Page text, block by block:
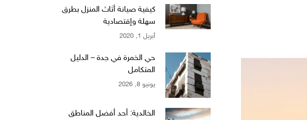
كيفية صيانة أثاث المنزل بطرق
سهلة وإقتصادية
أبريل 1, 2020
حي الخمرة في جدة – الدليل
المتكامل
يونيو 8, 2026
الخالدية: أحد أفضل المناطق